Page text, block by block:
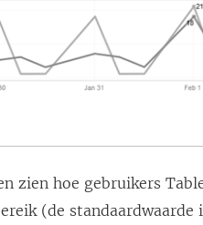
zien hoe gebruikers
(de standaardwaarde